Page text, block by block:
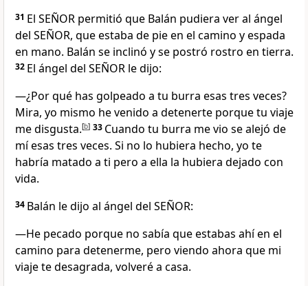
31 El SEÑOR permitió que Balán pudiera ver al ángel
del SEÑOR, que estaba de pie en el camino y espada
en mano. Balán se inclinó y se postró rostro en tierra.
32 El ángel del SEÑOR le dijo:
—¿Por qué has golpeado a tu burra esas tres veces?
Mira, yo mismo he venido a detenerte porque tu viaje
me disgusta.[b] 33 Cuando tu burra me vio se alejó de
mí esas tres veces. Si no lo hubiera hecho, yo te
habría matado a ti pero a ella la hubiera dejado con
vida.
34 Balán le dijo al ángel del SEÑOR:
—He pecado porque no sabía que estabas ahí en el
camino para detenerme, pero viendo ahora que mi
viaje te desagrada, volveré a casa.